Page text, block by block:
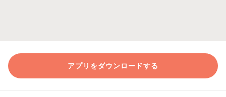
アプリをダウンロードする